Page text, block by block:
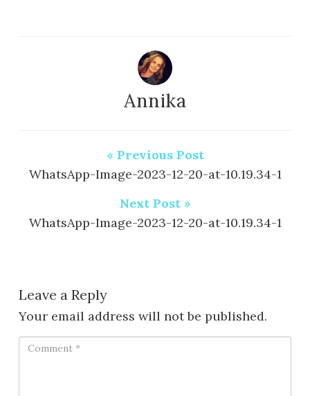
Annika
« Previous Post
WhatsApp-Image-2023-12-20-at-10.19.34-1
Next Post »
WhatsApp-Image-2023-12-20-at-10.19.34-1
Leave a Reply
Your email address will not be published.